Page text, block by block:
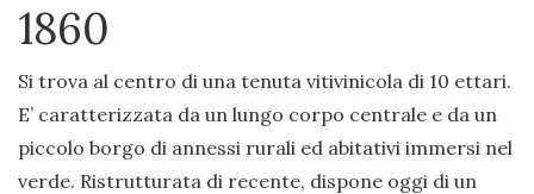
1860
Si trova al centro di una tenuta vitivinicola di 10 ettari.
E’ caratterizzata da un lungo corpo centrale e da un
piccolo borgo di annessi rurali ed abitativi immersi nel
verde. Ristrutturata di recente, dispone oggi di un